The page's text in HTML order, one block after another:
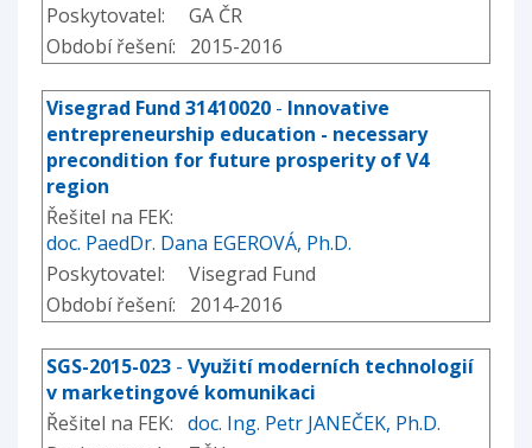
Poskytovatel: GA ČR
Období řešení: 2015-2016
Visegrad Fund 31410020 - Innovative
entrepreneurship education - necessary
precondition for future prosperity of V4
region
Řešitel na FEK:
doc. PaedDr. Dana EGEROVÁ, Ph.D.
Poskytovatel: Visegrad Fund
Období řešení: 2014-2016
SGS-2015-023 - Využití moderních technologií
v marketingové komunikaci
Řešitel na FEK: doc. Ing. Petr JANEČEK, Ph.D.